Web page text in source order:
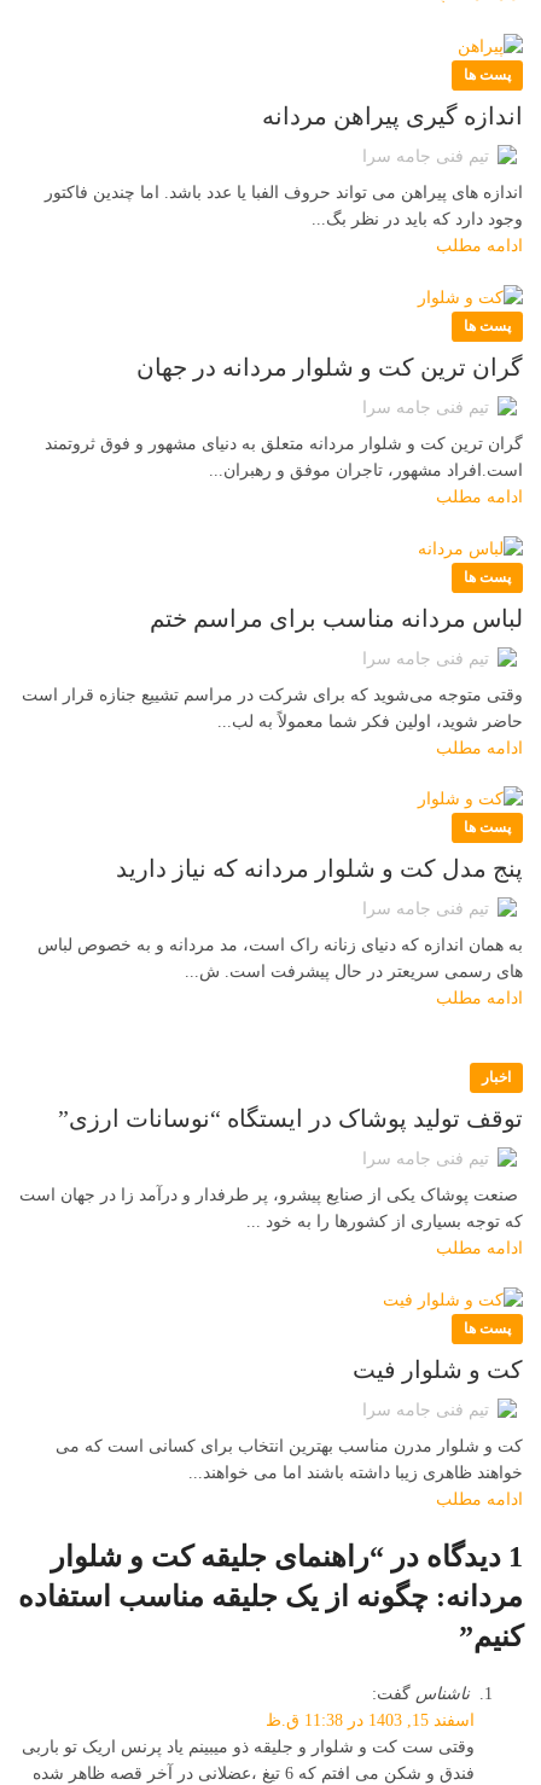
پست ها
اندازه گیری پیراهن مردانه
تیم فنی جامه سرا
اندازه های پیراهن می تواند حروف الفبا یا عدد باشد. اما چندین فاکتور
وجود دارد که باید در نظر بگ...
ادامه مطلب
پست ها
گران ترین کت و شلوار مردانه در جهان
تیم فنی جامه سرا
گران ترین کت و شلوار مردانه متعلق به دنیای مشهور و فوق ثروتمند
است.افراد مشهور، تاجران موفق و رهبران...
ادامه مطلب
پست ها
لباس مردانه مناسب برای مراسم ختم
تیم فنی جامه سرا
وقتی متوجه می‌شوید که برای شرکت در مراسم تشییع جنازه قرار است
حاضر شوید، اولین فکر شما معمولاً به لب...
ادامه مطلب
پست ها
پنج مدل کت و شلوار مردانه که نیاز دارید
تیم فنی جامه سرا
به همان اندازه که دنیای زنانه راک است، مد مردانه و به خصوص لباس
های رسمی سریعتر در حال پیشرفت است. ش...
ادامه مطلب
اخبار
توقف تولید پوشاک در ایستگاه “نوسانات ارزی”
تیم فنی جامه سرا
صنعت پوشاک یکی از صنایع پیشرو، پر طرفدار و درآمد زا در جهان است
که توجه بسیاری از کشورها را به خود ...
ادامه مطلب
پست ها
کت و شلوار فیت
تیم فنی جامه سرا
کت و شلوار مدرن مناسب بهترین انتخاب برای کسانی است که می
خواهند ظاهری زیبا داشته باشند اما می خواهند...
ادامه مطلب
1 دیدگاه در “
راهنمای جلیقه کت و شلوار
مردانه: چگونه از یک جلیقه مناسب استفاده
کنیم”
ناشناس گفت:
اسفند 15, 1403 در 11:38 ق.ظ
وقتی ست کت و شلوار و جلیقه ذو میبینم یاد پرنس اریک تو باربی
فندق و شکن می افتم که 6 تیغ ،عضلانی در آخر قصه ظاهر شده